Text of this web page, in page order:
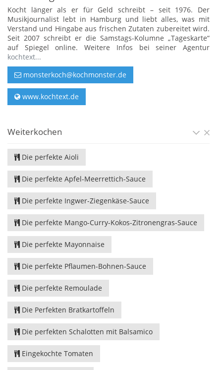
Kocht länger als er für Geld schreibt – seit 1976. Der
Musikjournalist lebt in Hamburg und liebt alles, was mit
Verstand und Hingabe aus frischen Zutaten zubereitet wird.
Seit 2007 schreibt er die Samstags-Kolumne „Tageskarte“
auf Spiegel online. Weitere Infos bei seiner Agentur
kochtext...
monsterkoch@kochmonster.de
www.kochtext.de
Weiterkochen
Die perfekte Aioli
Die perfekte Apfel-Meerrettich-Sauce
Die perfekte Ingwer-Ziegenkäse-Sauce
Die perfekte Mango-Curry-Kokos-Zitronengras-Sauce
Die perfekte Mayonnaise
Die perfekte Pflaumen-Bohnen-Sauce
Die perfekte Remoulade
Die Perfekten Bratkartoffeln
Die perfekten Schalotten mit Balsamico
Eingekochte Tomaten